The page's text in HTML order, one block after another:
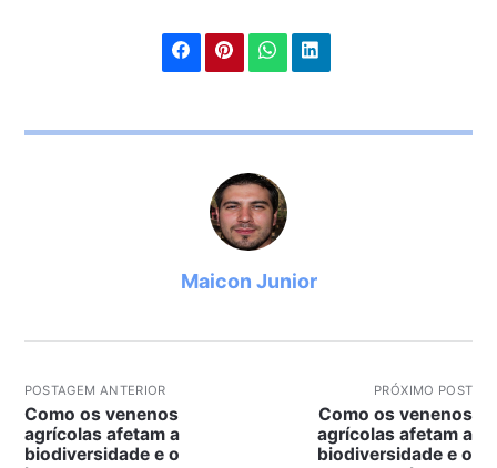
Maicon Junior
POSTAGEM ANTERIOR
Como os venenos
agrícolas afetam a
biodiversidade e o
PRÓXIMO POST
Como os venenos
agrícolas afetam a
biodiversidade e o